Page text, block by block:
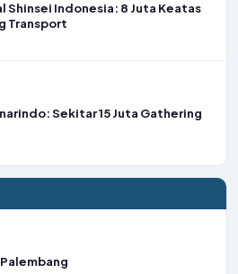
Shinsei Indonesia: 8 Juta Keatas
Transport
Sekitar 15 Juta Gathering